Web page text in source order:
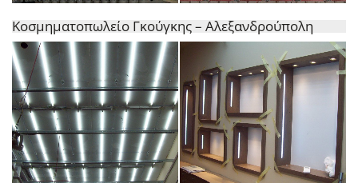
Κοσμηματοπωλείο Γκούγκης – Αλεξανδρούπολη